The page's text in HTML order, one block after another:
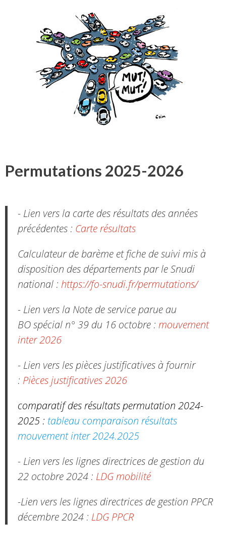
Permutations 2025-2026
- Lien vers la carte des résultats des années
précédentes : Carte résultats
Calculateur de barème et fiche de suivi mis à
disposition des départements par le Snudi
national : https://fo-snudi.fr/permutations/
- Lien vers la Note de service parue au
BO spécial n° 39 du 16 octobre : mouvement
inter 2026
- Lien vers les pièces justificatives à fournir
: Pièces justificatives 2026
comparatif des résultats permutation 2024-
2025 : tableau comparaison résultats
mouvement inter 2024.2025
- Lien vers les lignes directrices de gestion du
22 octobre 2024 : LDG mobilité
-Lien vers les lignes directrices de gestion PPCR
décembre 2024 : LDG PPCR